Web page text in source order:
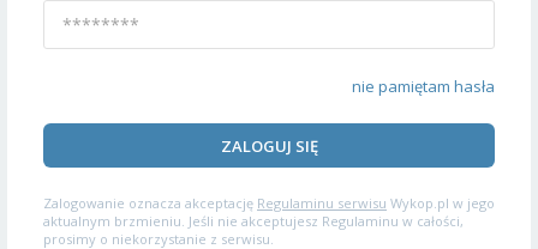
nie pamiętam hasła
ZALOGUJ SIĘ
Zalogowanie oznacza akceptację Regulaminu serwisu Wykop.pl w jego
aktualnym brzmieniu. Jeśli nie akceptujesz Regulaminu w całości,
prosimy o niekorzystanie z serwisu.